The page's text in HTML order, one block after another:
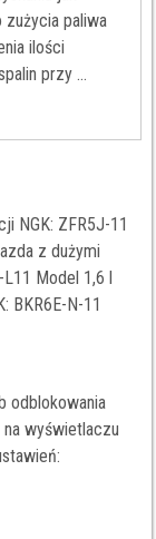
paliwa
ilości
przy ...
NGK: ZFR5J-11
z dużymi
L11 Model 1,6 l
BKR6E-N-11
odblokowania
wyświetlaczu